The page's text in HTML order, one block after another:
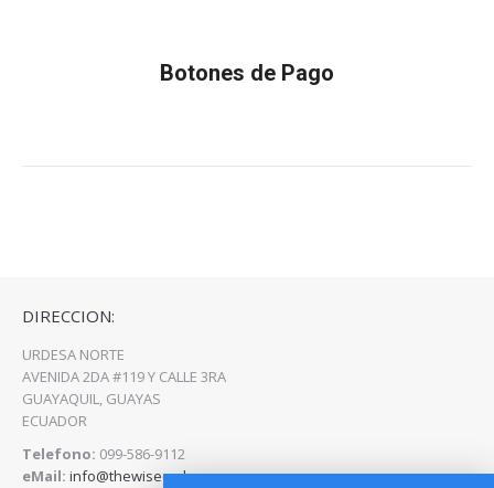
Botones de Pago
DIRECCION:
URDESA NORTE
AVENIDA 2DA #119 Y CALLE 3RA
GUAYAQUIL, GUAYAS
ECUADOR
Telefono: 099-586-9112
eMail: info@thewisecode.com